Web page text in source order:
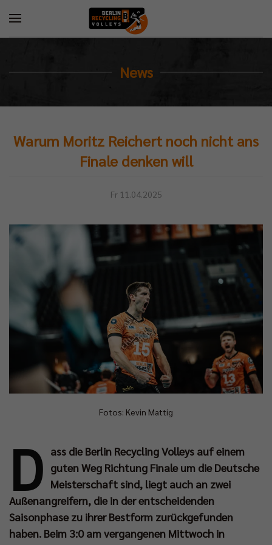
News
Warum Moritz Reichert noch nicht ans
Finale denken will
Fr 11.04.2025
Fotos: Kevin Mattig
D ass die Berlin Recycling Volleys auf einem
guten Weg Richtung Finale um die Deutsche
Meisterschaft sind, liegt auch an zwei
Außenangreifern, die in der entscheidenden
Saisonphase zu ihrer Bestform zurückgefunden
haben. Beim 3:0 am vergangenen Mittwoch in